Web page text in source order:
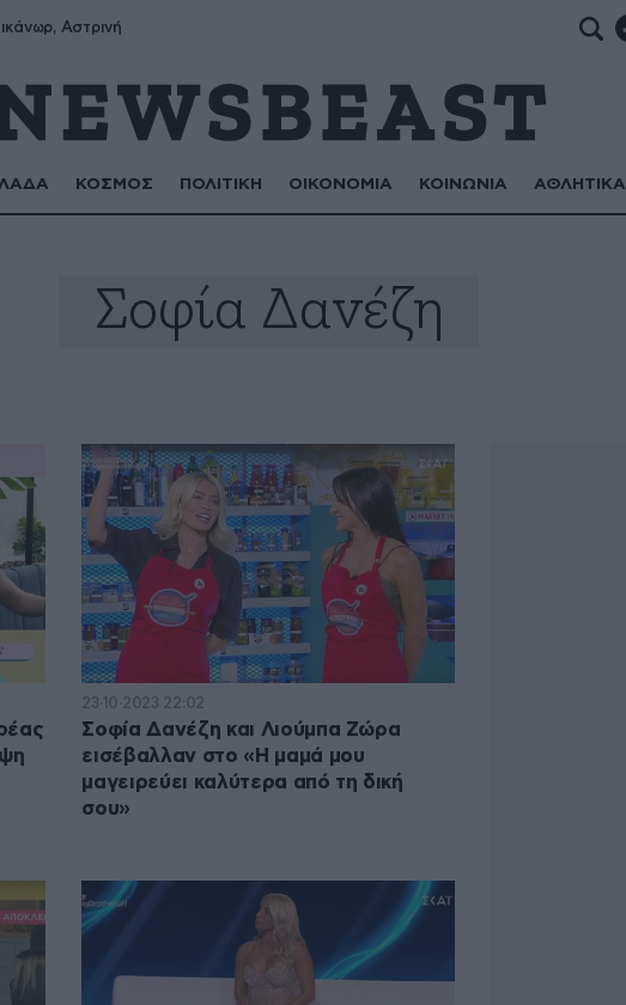
Αστρινή
ΚΟΣΜΟΣ ΠΟΛΙΤΙΚΗ ΟΙΚΟΝΟΜΙΑ ΚΟΙΝΩΝΙΑ ΑΘΛΗΤΙΚΑ
Σοφία Δανέζη
23·10·2023 22:02
Σοφία Δανέζη και Λιούμπα Ζώρα
εισέβαλλαν στο «Η μαμά μου
μαγειρεύει καλύτερα από τη δική
σου»